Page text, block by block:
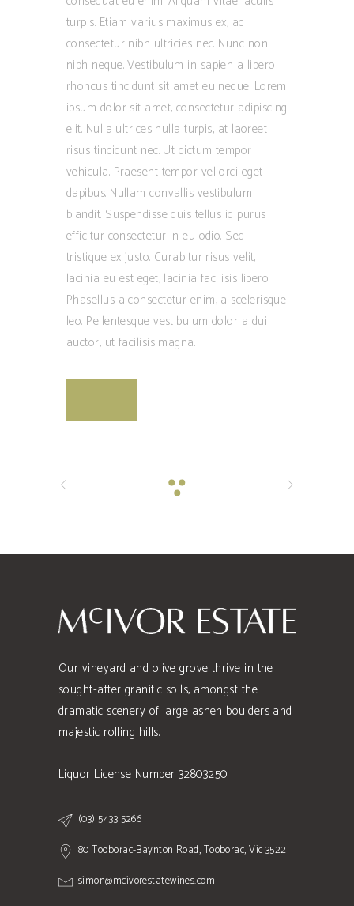
turpis. Etiam varius maximus ex, ac
consectetur nibh ultricies nec. Nunc non
nibh neque. Vestibulum in sapien a libero
rhoncus tincidunt sit amet eu neque. Lorem
ipsum dolor sit amet, consectetur adipiscing
elit. Nulla ultrices nulla turpis, at laoreet
risus tincidunt nec. Ut dictum tempor
vehicula. Praesent tempor vel orci eget
dapibus. Nullam convallis vestibulum
blandit. Suspendisse quis tellus id purus
efficitur consectetur in eu odio. Sed
tristique ex justo. Curabitur risus velit,
lacinia eu est eget, lacinia facilisis libero.
Phasellus a consectetur enim, a scelerisque
leo. Pellentesque vestibulum dolor a dui
auctor, ut facilisis magna.
Our vineyard and olive grove thrive in the
sought-after granitic soils, amongst the
dramatic scenery of large ashen boulders and
majestic rolling hills.
Liquor License Number 32803250
(03) 5433 5266
80 Tooborac-Baynton Road, Tooborac, Vic 3522
simon@mcivorestatewines.com